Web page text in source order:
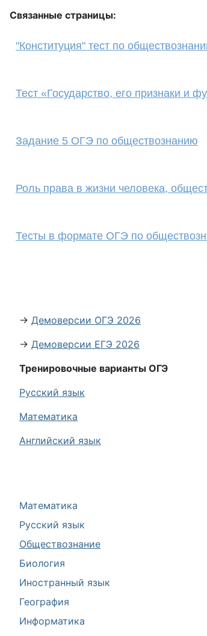
Математика
Русский язык
Обществознание
Биология
Иностранный язык
География
Информатика
Связанные страницы:
"Конституция" тест по
Тест «Государство, его признаки и
Задание 5 ОГЭ по обществознанию
Роль права в жизни человека,
Тесты в формате ОГЭ по
→ Демоверсии ОГЭ 2026
→ Демоверсии ЕГЭ 2026
Тренировочные варианты ОГЭ
Русский язык
Математика
Английский язык